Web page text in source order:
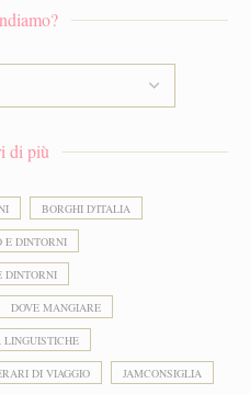
di più
BORGHI D'ITALIA
E DINTORNI
DINTORNI
DOVE MANGIARE
LINGUISTICHE
DI VIAGGIO JAMCONSIGLIA